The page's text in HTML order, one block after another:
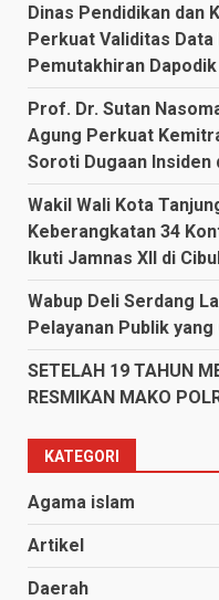
Dinas Pendidikan dan
Perkuat Validitas Data
Pemutakhiran Dapodik
Prof. Dr. Sutan
Agung Perkuat
Soroti Dugaan Insiden
Wakil Wali Kota
Keberangkatan 34
Ikuti Jamnas XII di
Wabup Deli Serdang
Pelayanan Publik
SETELAH 19 TAHUN
RESMIKAN MAKO
KATEGORI
Agama islam
Artikel
Daerah